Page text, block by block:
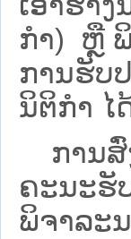
ກຳ) ຫຼື
ການຮັບ
ນິຕິກຳ ໄ
ການສົ່
ຄະນະຮັ
ພິຈາລະ